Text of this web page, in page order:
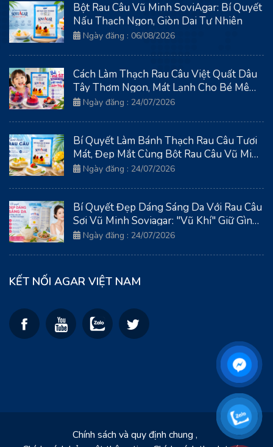
Bột Rau Câu Vũ Minh SoviAgar: Bí Quyết
Nấu Thạch Ngon, Giòn Dai Tự Nhiên
Ngày đăng : 06/08/2026
Cách Làm Thạch Rau Câu Việt Quất Dâu
Tây Thơm Ngon, Mát Lạnh Cho Bé Mê
TítNgày đăng : 24/07/2026
Bí Quyết Làm Bánh Thạch Rau Câu Tươi
Mát, Đẹp Mắt Cùng Bột Rau Câu Vũ Minh
Soviagar
Ngày đăng : 24/07/2026
Bí Quyết Đẹp Dáng Sáng Da Với Rau Câu
Sợi Vũ Minh Soviagar: "Vũ Khí" Giữ Gìn
Thanh Xuân Từ Biển Cả
Ngày đăng : 24/07/2026
KẾT NỐI AGAR VIỆT NAM
Chính sách và quy định chung